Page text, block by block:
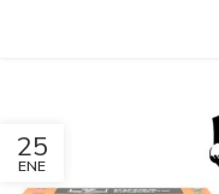
25
ENE